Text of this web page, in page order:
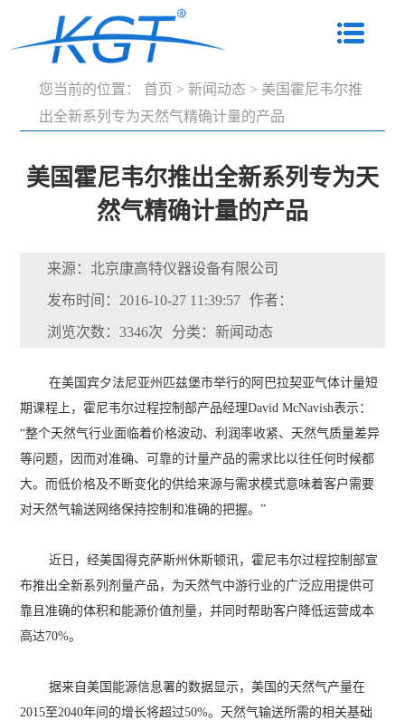
您当前的位置： 首页 > 新闻动态 > 美国霍尼韦尔推
出全新系列专为天然气精确计量的产品
美国霍尼韦尔推出全新系列专为天
然气精确计量的产品
来源：北京康高特仪器设备有限公司
发布时间：2016-10-27 11:39:57 作者：
浏览次数：3346次 分类：新闻动态
在美国宾夕法尼亚州匹兹堡市举行的阿巴拉契亚气体计量短
期课程上，霍尼韦尔过程控制部产品经理David McNavish表示：
“整个天然气行业面临着价格波动、利润率收紧、天然气质量差异
等问题，因而对准确、可靠的计量产品的需求比以往任何时候都
大。而低价格及不断变化的供给来源与需求模式意味着客户需要
对天然气输送网络保持控制和准确的把握。”
近日，经美国得克萨斯州休斯顿讯，霍尼韦尔过程控制部宣
布推出全新系列剂量产品，为天然气中游行业的广泛应用提供可
靠且准确的体积和能源价值剂量，并同时帮助客户降低运营成本
高达70%。
据来自美国能源信息署的数据显示，美国的天然气产量在
2015至2040年间的增长将超过50%。天然气输送所需的相关基础